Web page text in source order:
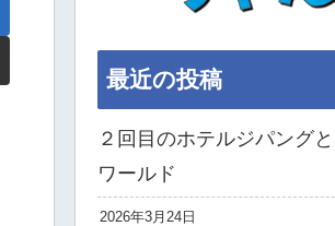
最近の投稿
２回目のホテルジパング
ワールド
2026年3月24日